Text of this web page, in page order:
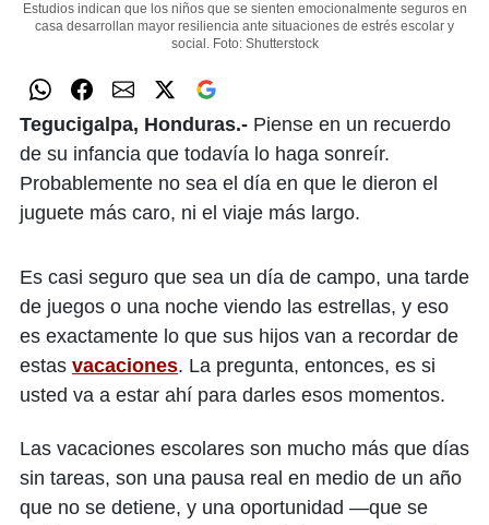
Estudios indican que los niños que se sienten emocionalmente seguros en
casa desarrollan mayor resiliencia ante situaciones de estrés escolar y
social. Foto: Shutterstock
Tegucigalpa, Honduras.- Piense en un recuerdo
de su infancia que todavía lo haga sonreír.
Probablemente no sea el día en que le dieron el
juguete más caro, ni el viaje más largo.
Es casi seguro que sea un día de campo, una tarde
de juegos o una noche viendo las estrellas, y eso
es exactamente lo que sus hijos van a recordar de
estas vacaciones. La pregunta, entonces, es si
usted va a estar ahí para darles esos momentos.
Las vacaciones escolares son mucho más que días
sin tareas, son una pausa real en medio de un año
que no se detiene, y una oportunidad —que se